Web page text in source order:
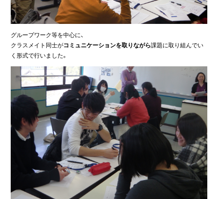
グループワーク等を中心に、
クラスメイト同士がコミュニケーションを取りながら課題に取り組んでい
く形式で行いました。